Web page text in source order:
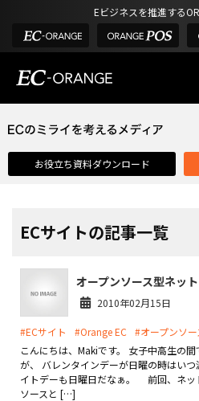
Eビジネスを推進する
選ばれる理由
課題解決例
外部サービス連携
インフラ環境・サポート
費用
製品
お役立ち資料ダウンロード
ECサイトの記事一覧
オープンソース型ネッ
2010年02月15日
#ECサイト #Orange EC #オープンソー
こんにちは、Makiです。 女子中高生の
が、 バレンタインデーが日曜の時はい
イトデーも日曜日だなぁ。 前回、ネッ
ソースと […]